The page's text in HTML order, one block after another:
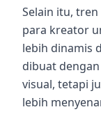
Selain itu,
para kreator
lebih dinamis
dibuat
visual, tetapi
lebih